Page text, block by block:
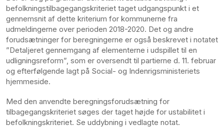
befolkningstilbagegangskriteriet taget udgangspunkt i et
gennemsnit af dette kriterium for kommunerne fra
udmeldingerne over perioden 2018-2020. Det og andre
forudsætninger for beregningerne er også beskrevet i notatet
”Detaljeret gennemgang af elementerne i udspillet til en
udligningsreform”, som er oversendt til partierne d. 11. februar
og efterfølgende lagt på Social- og Indenrigsministeriets
hjemmeside.
Med den anvendte beregningsforudsætning for
tilbagegangskriteriet søges der taget højde for ustabilitet i
befolkningskriteriet. Se uddybning i vedlagte notat.